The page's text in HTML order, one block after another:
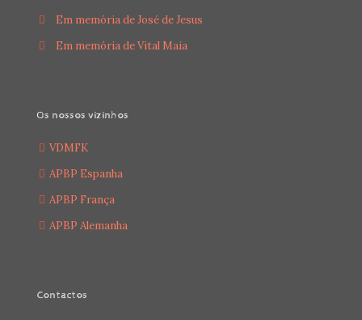
Em memória de José de Jesus
Em memória de Vital Maia
Os nossos vizinhos
VDMFK
APBP Espanha
APBP França
APBP Alemanha
Contactos